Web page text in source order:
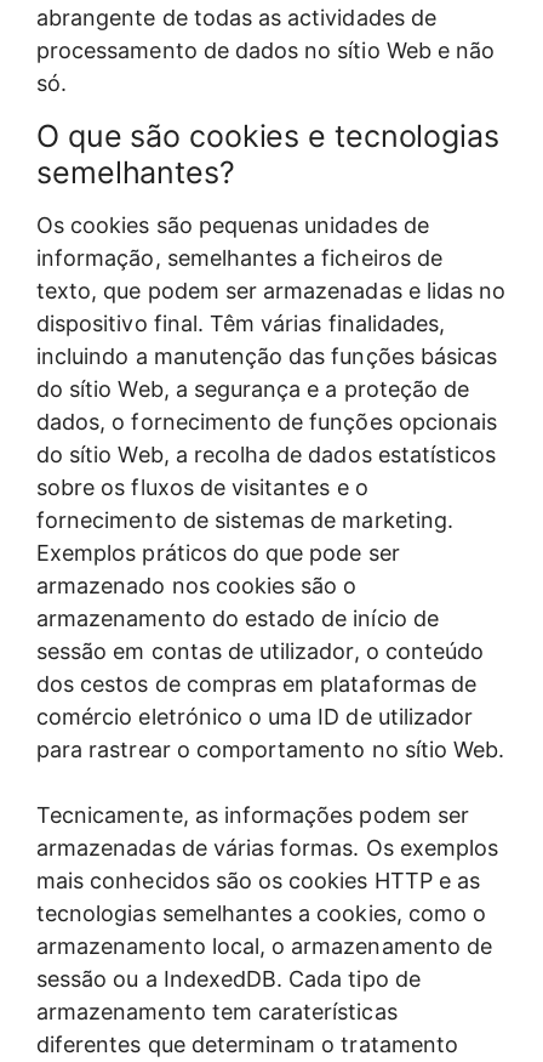
abrangente de todas as actividades de
processamento de dados no sítio Web e não
só.
O que são cookies e tecnologias
semelhantes?
Os cookies são pequenas unidades de
informação, semelhantes a ficheiros de
texto, que podem ser armazenadas e lidas no
dispositivo final. Têm várias finalidades,
incluindo a manutenção das funções básicas
do sítio Web, a segurança e a proteção de
dados, o fornecimento de funções opcionais
do sítio Web, a recolha de dados estatísticos
sobre os fluxos de visitantes e o
fornecimento de sistemas de marketing.
Exemplos práticos do que pode ser
armazenado nos cookies são o
armazenamento do estado de início de
sessão em contas de utilizador, o conteúdo
dos cestos de compras em plataformas de
comércio eletrónico o uma ID de utilizador
para rastrear o comportamento no sítio Web.
Tecnicamente, as informações podem ser
armazenadas de várias formas. Os exemplos
mais conhecidos são os cookies HTTP e as
tecnologias semelhantes a cookies, como o
armazenamento local, o armazenamento de
sessão ou a IndexedDB. Cada tipo de
armazenamento tem caraterísticas
diferentes que determinam o tratamento